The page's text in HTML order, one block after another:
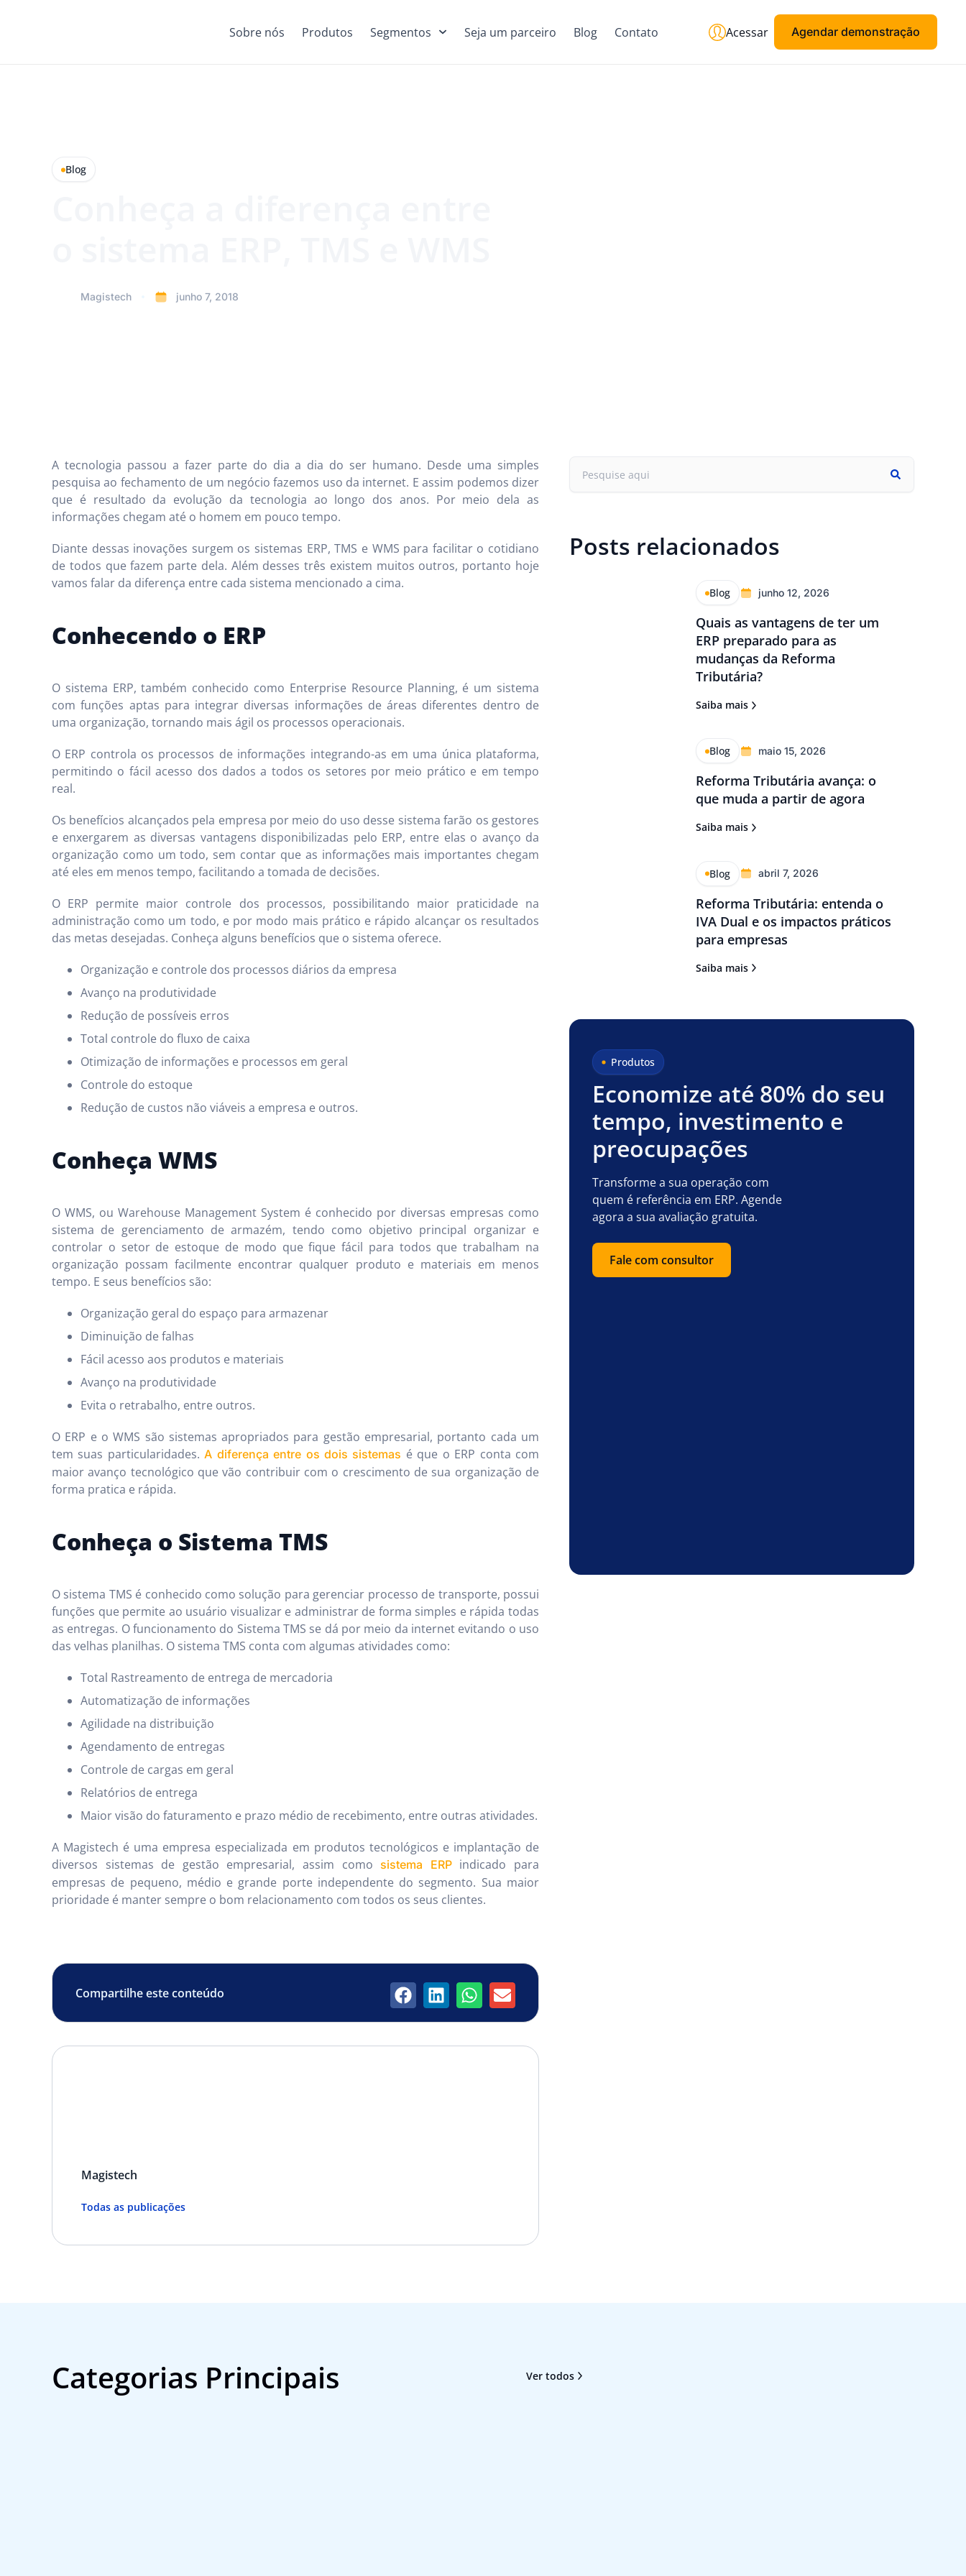
Sobre nós Produtos Segmentos Seja um parceiro Blog Contato Agendar demonstração
Acessar
Blog
Magistech junho 7, 2018
A tecnologia passou a fazer parte do dia a dia do ser humano. Desde uma simples
pesquisa ao fechamento de um negócio fazemos uso da internet. E assim podemos dizer
que é resultado da evolução da tecnologia ao longo dos anos. Por meio dela as
informações chegam até o homem em pouco tempo.
Diante dessas inovações surgem os sistemas ERP, TMS e WMS para facilitar o cotidiano
de todos que fazem parte dela. Além desses três existem muitos outros, portanto hoje
vamos falar da diferença entre cada sistema mencionado a cima.
Conhecendo o ERP
O sistema ERP, também conhecido como Enterprise Resource Planning, é um sistema
com funções aptas para integrar diversas informações de áreas diferentes dentro de
uma organização, tornando mais ágil os processos operacionais.
O ERP controla os processos de informações integrando-as em uma única plataforma,
permitindo o fácil acesso dos dados a todos os setores por meio prático e em tempo
real.
Os benefícios alcançados pela empresa por meio do uso desse sistema farão os gestores
e enxergarem as diversas vantagens disponibilizadas pelo ERP, entre elas o avanço da
organização como um todo, sem contar que as informações mais importantes chegam
até eles em menos tempo, facilitando a tomada de decisões.
O ERP permite maior controle dos processos, possibilitando maior praticidade na
administração como um todo, e por modo mais prático e rápido alcançar os resultados
das metas desejadas. Conheça alguns benefícios que o sistema oferece.
Organização e controle dos processos diários da empresa
Avanço na produtividade
Redução de possíveis erros
Total controle do fluxo de caixa
Otimização de informações e processos em geral
Controle do estoque
Redução de custos não viáveis a empresa e outros.
Conheça WMS
O WMS, ou Warehouse Management System é conhecido por diversas empresas como
sistema de gerenciamento de armazém, tendo como objetivo principal organizar e
controlar o setor de estoque de modo que fique fácil para todos que trabalham na
organização possam facilmente encontrar qualquer produto e materiais em menos
tempo. E seus benefícios são:
Organização geral do espaço para armazenar
Diminuição de falhas
Fácil acesso aos produtos e materiais
Avanço na produtividade
Evita o retrabalho, entre outros.
O ERP e o WMS são sistemas apropriados para gestão empresarial, portanto cada um
tem suas particularidades.A diferença entre os dois sistemas é que o ERP conta com
maior avanço tecnológico que vão contribuir com o crescimento de sua organização de
forma pratica e rápida.
Conheça o Sistema TMS
O sistema TMS é conhecido como solução para gerenciar processo de transporte, possui
funções que permite ao usuário visualizar e administrar de forma simples e rápida todas
as entregas. O funcionamento do Sistema TMS se dá por meio da internet evitando o uso
das velhas planilhas. O sistema TMS conta com algumas atividades como:
Total Rastreamento de entrega de mercadoria
Automatização de informações
Agilidade na distribuição
Agendamento de entregas
Controle de cargas em geral
Relatórios de entrega
Maior visão do faturamento e prazo médio de recebimento, entre outras atividades.
A Magistech é uma empresa especializada em produtos tecnológicos e implantação de
diversos sistemas de gestão empresarial, assim como sistema ERPindicado para
empresas de pequeno, médio e grande porte independente do segmento. Sua maior
prioridade é manter sempre o bom relacionamento com todos os seus clientes.
Compartilhe este conteúdo
Magistech
Todas as publicações
Posts relacionados
Blog junho 12, 2026
Quais as vantagens de ter um
ERP preparado para as
mudanças da Reforma
Tributária?
Saiba mais
Blog maio 15, 2026
Reforma Tributária avança: o
que muda a partir de agora
Saiba mais
Blog abril 7, 2026
Reforma Tributária: entenda o
IVA Dual e os impactos práticos
para empresas
Saiba mais
Produtos
Economize até 80% do seu
tempo, investimento e
preocupações
Transforme a sua operação com
quem é referência em ERP. Agende
agora a sua avaliação gratuita.
Fale com consultor
Ver todos
Categorias Principais